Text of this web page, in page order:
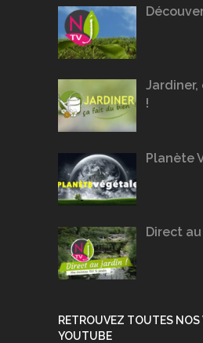
!
Planète
Direct
RETROUVEZ TOUTES NOS
YOUTUBE